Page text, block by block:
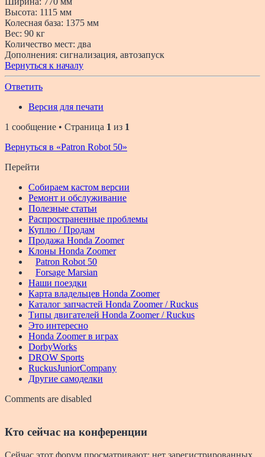
Высота: 1115 мм
Колесная база: 1375 мм
Вес: 90 кг
Количество мест: два
Дополнения: сигнализация, автозапуск
Вернуться к началу
Ответить
Версия для печати
1 сообщение • Страница 1 из 1
Вернуться в «Patron Robot 50»
Перейти
Собираем кастом версии
Ремонт и обслуживание
Полезные статьи
Распространенные проблемы
Куплю / Продам
Продажа Honda Zoomer
Клоны Honda Zoomer
Patron Robot 50
Forsage Marsian
Наши поездки
Карта владельцев Honda Zoomer
Каталог запчастей Honda Zoomer / Ruckus
Типы двигателей Honda Zoomer / Ruckus
Это интересно
Honda Zoomer в играх
DorbyWorks
DROW Sports
RuckusJuniorCompany
Другие самоделки
Comments are disabled
Кто сейчас на конференции
Сейчас этот форум просматривают: нет зарегистрированных